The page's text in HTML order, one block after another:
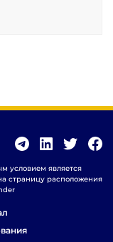
условием является
страницу расположения